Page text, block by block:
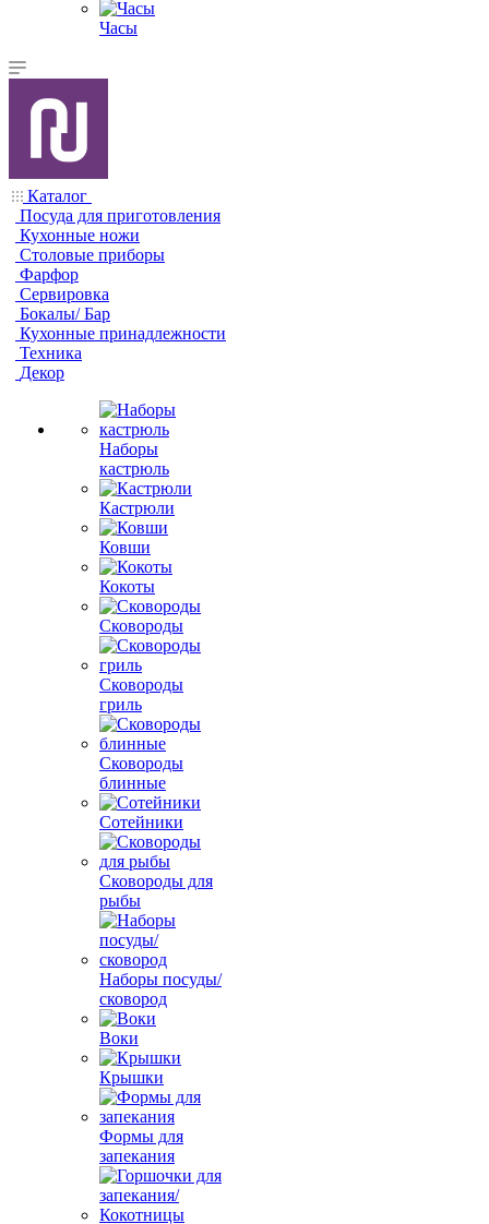
Часы
Каталог
Посуда для приготовления
Кухонные ножи
Столовые приборы
Фарфор
Сервировка
Бокалы/ Бар
Кухонные принадлежности
Техника
Декор
Наборы
кастрюль
Кастрюли
Ковши
Кокоты
Сковороды
Сковороды
гриль
Сковороды
блинные
Сотейники
Сковороды для
рыбы
Наборы посуды/
сковород
Воки
Крышки
Формы для
запекания